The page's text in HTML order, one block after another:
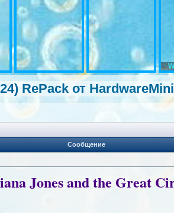
RePack от HardwareMini
Сообщение
Jones and the Great